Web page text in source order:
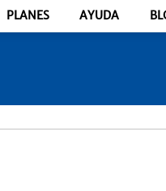
PLANES AYUDA